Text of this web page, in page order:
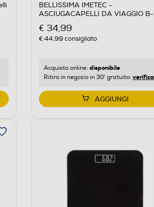
BELLISSIMA IMETEC -
ASCIUGACAPELLI DA VIAGGIO B-
€ 34,99
€ 44,99 consigliato
Acquisto online: disponibile
Ritiro in negozio in 30' gratuito: verifica
AGGIUNGI